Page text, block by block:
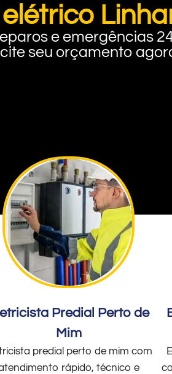
e emergências
seu orçamento
Predial Perto de
Mim
predial perto de mim com
rápido, técnico e